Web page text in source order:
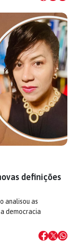
definições
analisou as
democracia